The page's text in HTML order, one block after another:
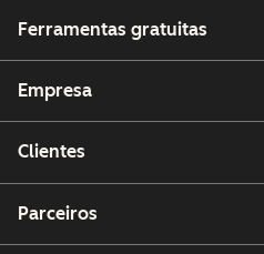
Ferramentas gratuitas
Empresa
Clientes
Parceiros